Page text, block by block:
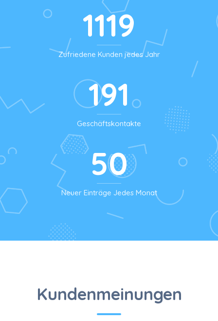
1119
Zufriedene Kunden jedes Jahr
191
Geschäftskontakte
50
Neuer Einträge Jedes Monat
Kundenmeinungen
KUNDEN